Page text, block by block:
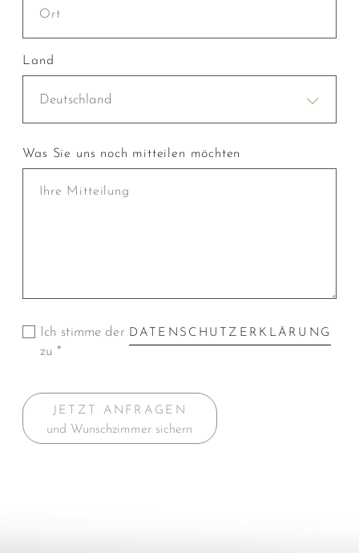
Land
Deutschland
Was Sie uns noch mitteilen möchten
Ich stimme der DATENSCHUTZERKLÄRUNG
zu *
JETZT ANFRAGEN
und Wunschzimmer sichern